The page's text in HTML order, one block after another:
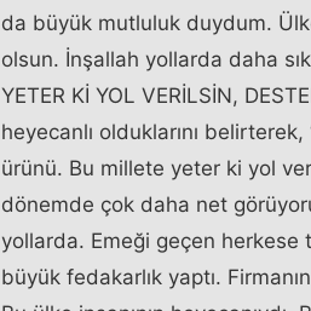
da büyük mutluluk duydum.
olsun. İnşallah yollarda daha
YETER Kİ YOL VERİLSİN,
heyecanlı olduklarını
ürünü. Bu millete yeter ki yol
dönemde çok daha net
yollarda. Emeği geçen herkese
büyük fedakarlık yaptı.